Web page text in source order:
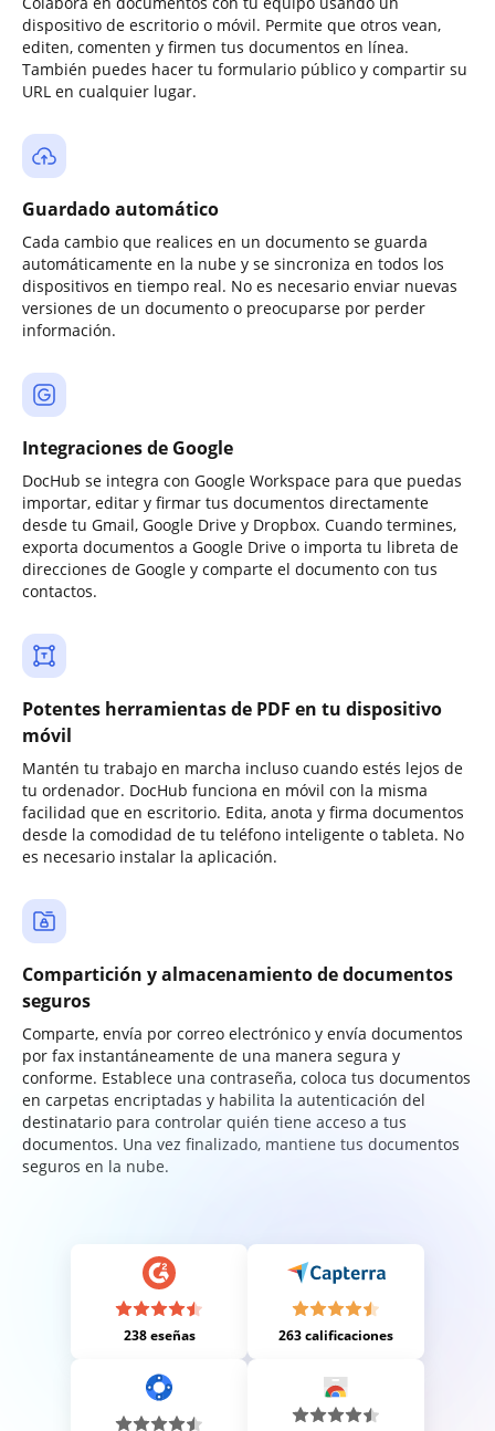
dispositivo de escritorio o móvil. Permite que otros vean,
editen, comenten y firmen tus documentos en línea.
También puedes hacer tu formulario público y compartir su
URL en cualquier lugar.
Guardado automático
Cada cambio que realices en un documento se guarda
automáticamente en la nube y se sincroniza en todos los
dispositivos en tiempo real. No es necesario enviar nuevas
versiones de un documento o preocuparse por perder
información.
Integraciones de Google
DocHub se integra con Google Workspace para que puedas
importar, editar y firmar tus documentos directamente
desde tu Gmail, Google Drive y Dropbox. Cuando termines,
exporta documentos a Google Drive o importa tu libreta de
direcciones de Google y comparte el documento con tus
contactos.
Potentes herramientas de PDF en tu dispositivo
móvil
Mantén tu trabajo en marcha incluso cuando estés lejos de
tu ordenador. DocHub funciona en móvil con la misma
facilidad que en escritorio. Edita, anota y firma documentos
desde la comodidad de tu teléfono inteligente o tableta. No
es necesario instalar la aplicación.
Compartición y almacenamiento de documentos
seguros
Comparte, envía por correo electrónico y envía documentos
por fax instantáneamente de una manera segura y
conforme. Establece una contraseña, coloca tus documentos
en carpetas encriptadas y habilita la autenticación del
destinatario para controlar quién tiene acceso a tus
documentos. Una vez finalizado, mantiene tus documentos
seguros en la nube.
238 eseñas 263 calificaciones